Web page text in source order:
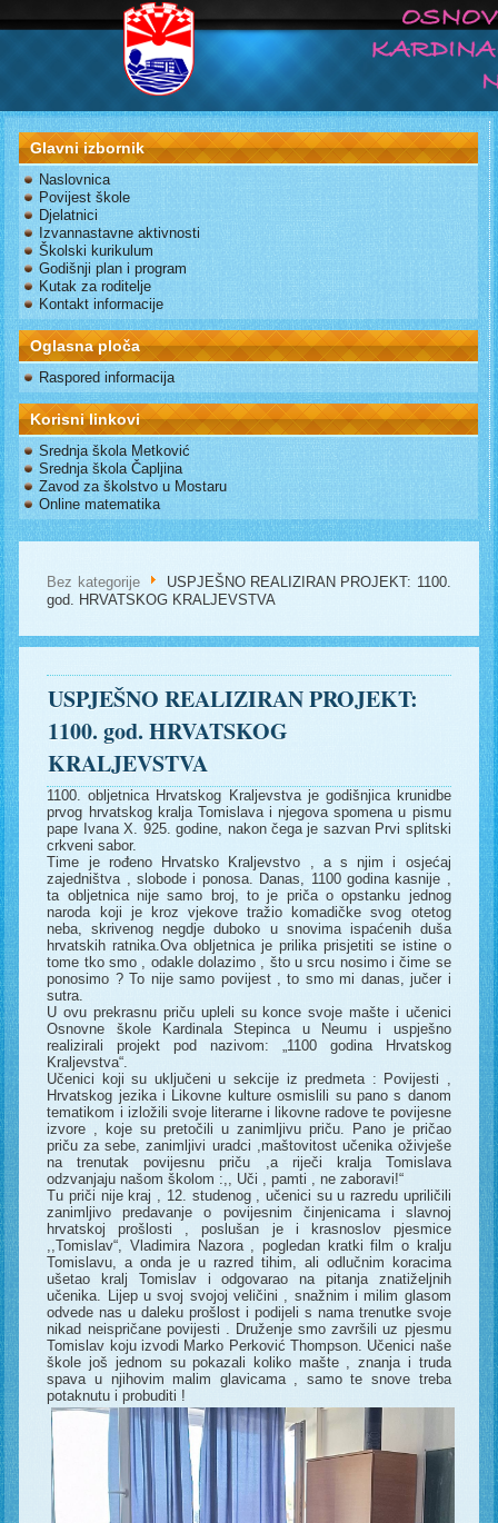
Glavni izbornik
Naslovnica
Povijest škole
Djelatnici
Izvannastavne aktivnosti
Školski kurikulum
Godišnji plan i program
Kutak za roditelje
Kontakt informacije
Oglasna ploča
Raspored informacija
Korisni linkovi
Srednja škola Metković
Srednja škola Čapljina
Zavod za školstvo u Mostaru
Online matematika
Bez kategorije
USPJEŠNO REALIZIRAN PROJEKT: 1100.
god. HRVATSKOG KRALJEVSTVA
USPJEŠNO REALIZIRAN PROJEKT:
1100. god. HRVATSKOG
KRALJEVSTVA
1100. obljetnica Hrvatskog Kraljevstva je godišnjica krunidbe
prvog hrvatskog kralja Tomislava i njegova spomena u pismu
pape Ivana X. 925. godine, nakon čega je sazvan Prvi splitski
crkveni sabor.
Time je rođeno Hrvatsko Kraljevstvo , a s njim i osjećaj
zajedništva , slobode i ponosa. Danas, 1100 godina kasnije ,
ta obljetnica nije samo broj, to je priča o opstanku jednog
naroda koji je kroz vjekove tražio komadičke svog otetog
neba, skrivenog negdje duboko u snovima ispaćenih duša
hrvatskih ratnika.Ova obljetnica je prilika prisjetiti se istine o
tome tko smo , odakle dolazimo , što u srcu nosimo i čime se
ponosimo ? To nije samo povijest , to smo mi danas, jučer i
sutra.
U ovu prekrasnu priču upleli su konce svoje mašte i učenici
Osnovne škole Kardinala Stepinca u Neumu i uspješno
realizirali projekt pod nazivom: „1100 godina Hrvatskog
Kraljevstva“.
Učenici koji su uključeni u sekcije iz predmeta : Povijesti ,
Hrvatskog jezika i Likovne kulture osmislili su pano s danom
tematikom i izložili svoje literarne i likovne radove te povijesne
izvore , koje su pretočili u zanimljivu priču. Pano je pričao
priču za sebe, zanimljivi uradci ,maštovitost učenika oživješe
na trenutak povijesnu priču ,a riječi kralja Tomislava
odzvanjaju našom školom :,, Uči , pamti , ne zaboravi!“
Tu priči nije kraj , 12. studenog , učenici su u razredu upriličili
zanimljivo predavanje o povijesnim činjenicama i slavnoj
hrvatskoj prošlosti , poslušan je i krasnoslov pjesmice
,,Tomislav“, Vladimira Nazora , pogledan kratki film o kralju
Tomislavu, a onda je u razred tihim, ali odlučnim koracima
ušetao kralj Tomislav i odgovarao na pitanja znatiželjnih
učenika. Lijep u svoj svojoj veličini , snažnim i milim glasom
odvede nas u daleku prošlost i podijeli s nama trenutke svoje
nikad neispričane povijesti . Druženje smo završili uz pjesmu
Tomislav koju izvodi Marko Perković Thompson. Učenici naše
škole još jednom su pokazali koliko mašte , znanja i truda
spava u njihovim malim glavicama , samo te snove treba
potaknutu i probuditi !